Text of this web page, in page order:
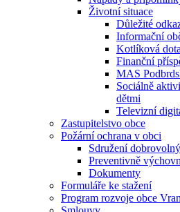
Životní situace
Důležité
Informační
Kotlíková
Finanční
MAS
Sociálně
dětmi
Televizní
Zastupitelstvo obce
Požární ochrana v obci
Sdružení
Preventivně
Dokumenty
Formuláře ke stažení
Program rozvoje obce